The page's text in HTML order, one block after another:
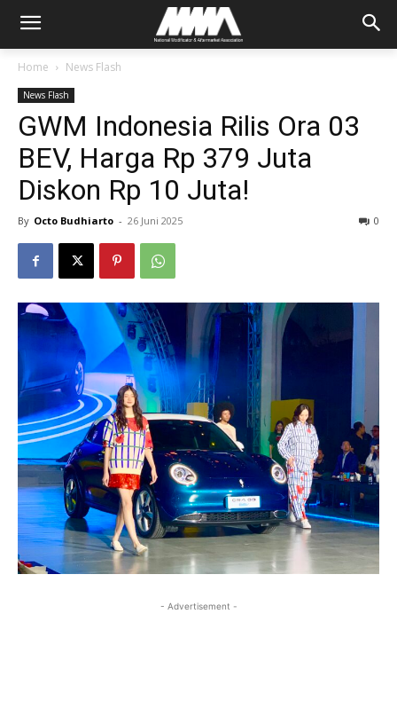
Home News Flash
News Flash
GWM Indonesia Rilis Ora 03
BEV, Harga Rp 379 Juta
Diskon Rp 10 Juta!
By Octo Budhiarto - 26 Juni 2025 0
- Advertisement -